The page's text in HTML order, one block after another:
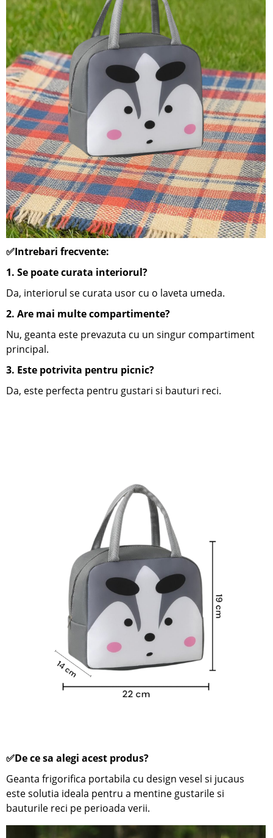
✅Intrebari frecvente:
1. Se poate curata interiorul?
Da, interiorul se curata usor cu o laveta umeda.
2. Are mai multe compartimente?
Nu, geanta este prevazuta cu un singur compartiment
principal.
3. Este potrivita pentru picnic?
Da, este perfecta pentru gustari si bauturi reci.
✅De ce sa alegi acest produs?
Geanta frigorifica portabila cu design vesel si jucaus
este solutia ideala pentru a mentine gustarile si
bauturile reci pe perioada verii.